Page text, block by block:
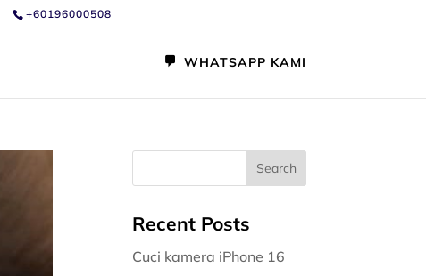
+60196000508
WHATSAPP KAMI
Recent Posts
Cuci kamera iPhone 16